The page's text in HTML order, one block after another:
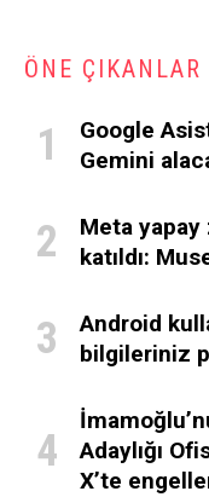
ÖNE ÇIKANLAR
Google
Gemini
Meta yapay
katıldı:
Android
bilgileriniz
Adaylığı
X’te